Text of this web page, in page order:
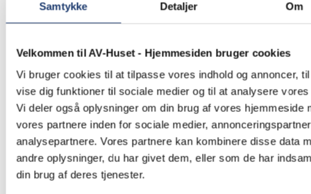
Samtykke Detaljer Om
Velkommen til AV-Huset - Hjemmesiden bruger cookies
Vi bruger cookies til at tilpasse vores indhold og annoncer,
vise dig funktioner til sociale medier og til at analysere
Vi deler også oplysninger om din brug af vores hjemmeside
vores partnere inden for sociale medier,
analysepartnere. Vores partnere kan kombinere disse data
andre oplysninger, du har givet dem, eller som de har
din brug af deres tjenester.
Kræftens Bekæmpelse. Virksomheden ligger i Næstved
og vi er i dag 25 medarbejdere.
Du kan læse mere om AV-Huset her på hjemmesiden
LinkedInogFacebook